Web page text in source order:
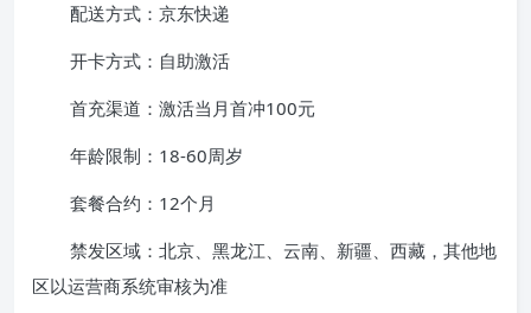
配送方式：京东快递
开卡方式：自助激活
首充渠道：激活当月首冲100元
年龄限制：18-60周岁
套餐合约：12个月
禁发区域：北京、黑龙江、云南、新疆、西藏，其他地
区以运营商系统审核为准